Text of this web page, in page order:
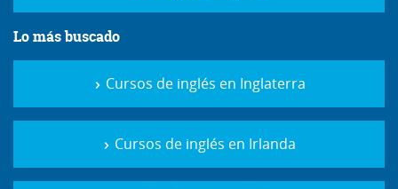
Lo más buscado
Cursos de inglés en Inglaterra
Cursos de inglés en Irlanda